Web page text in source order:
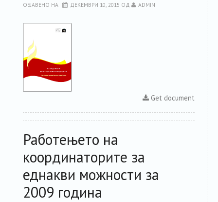
ОБЈАВЕНО НА ДЕКЕМВРИ 10, 2015 ОД ADMIN
Get document
Работењето на
координаторите за
еднакви можности за
2009 година